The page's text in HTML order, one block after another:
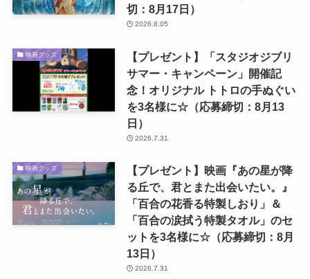
切：8月17日）
2026.8.05
映画グッズ
【プレゼント】「スタジオジブリ
サマー・キャンペーン」開催記
念！オリジナル トトロの手ぬぐい
を3名様に☆（応募締切：8月13
日）
2026.7.31
映画グッズ
【プレゼント】映画『あの星が降
る丘で、君とまた出会いたい。』
「百合の花香る特製しおり」＆
「百合の涙拭う特製タオル」のセ
ットを3名様に☆（応募締切：8月
13日）
2026.7.31